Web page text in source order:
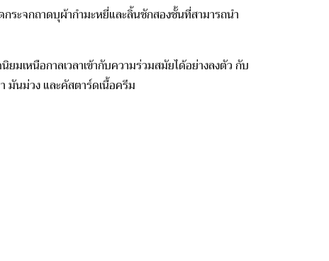
ระจกถาดบุผ้ากำมะหยี่และลิ้นชักสองชั้นที่สามารถนำ
มเหนือกาลเวลาเข้ากับความร่วมสมัยได้อย่างลงตัว กับ
มันม่วงและคัสตาร์ดเนื้อครีม